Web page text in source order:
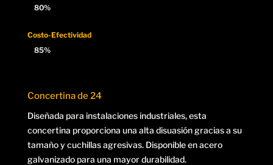
80%
80%
Costo-Efectividad
85%
85%
Concertina de 24
Diseñada para instalaciones industriales, esta
concertina proporciona una alta disuasión gracias a su
tamaño y cuchillas agresivas. Disponible en acero
galvanizado para una mayor durabilidad.